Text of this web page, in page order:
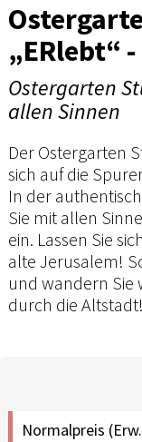
„ERlebt“
Ostergarten
allen Sinnen
Der Ostergarten
sich auf die
In der
Sie mit allen
ein. Lassen Sie
alte Jerusalem!
und wandern Sie
durch die Altstadt!
Normalpreis